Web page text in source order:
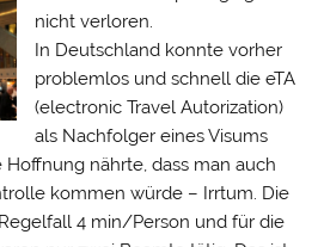
nicht verloren.
In Deutschland konnte vorher
problemlos und schnell die eTA
(electronic Travel Autorization)
als Nachfolger eines Visums
nährte, dass man auch
kommen würde – Irrtum. Die
4 min/Person und für die